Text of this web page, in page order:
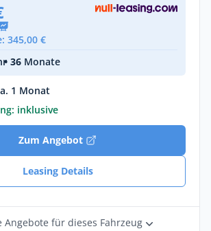
345,00 €
• 36 Monate
1 Monat
inklusive
Zum Angebot
Leasing Details
Angebote für dieses Fahrzeug